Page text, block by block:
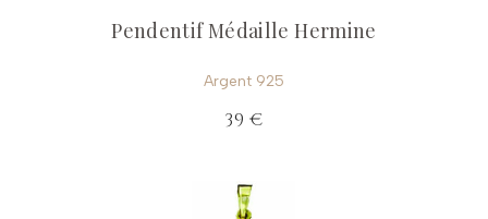
Pendentif Médaille Hermine
Argent 925
39 €